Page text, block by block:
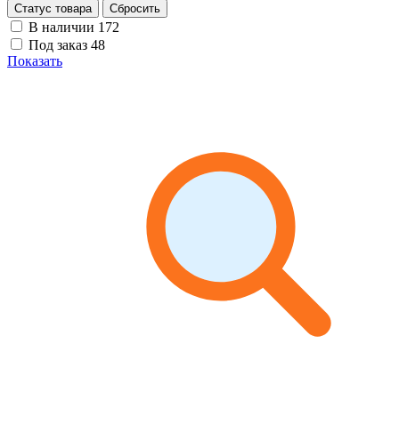
Статус товара Сбросить
В наличии 172
Под заказ 48
Показать